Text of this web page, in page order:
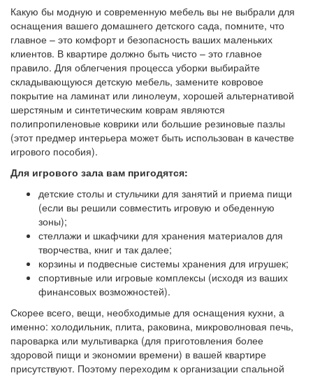
Какую бы модную и современную мебель вы не выбрали для
оснащения вашего домашнего детского сада, помните, что
главное – это комфорт и безопасность ваших маленьких
клиентов. В квартире должно быть чисто – это главное
правило. Для облегчения процесса уборки выбирайте
складывающуюся детскую мебель, замените ковровое
покрытие на ламинат или линолеум, хорошей альтернативой
шерстяным и синтетическим коврам являются
полипропиленовые коврики или большие резиновые пазлы
(этот предмер интерьера может быть использован в качестве
игрового пособия).
Для игрового зала вам пригодятся:
детские столы и стульчики для занятий и приема пищи
(если вы решили совместить игровую и обеденную
зоны);
стеллажи и шкафчики для хранения материалов для
творчества, книг и так далее;
корзины и подвесные системы хранения для игрушек;
спортивные или игровые комплексы (исходя из ваших
финансовых возможностей).
Скорее всего, вещи, необходимые для оснащения кухни, а
именно: холодильник, плита, раковина, микроволновая печь,
пароварка или мультиварка (для приготовления более
здоровой пищи и экономии времени) в вашей квартире
присутствуют. Поэтому переходим к организации спальной